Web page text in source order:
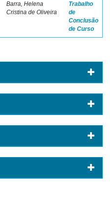
Barra, Helena
Cristina de Oliveira
Trabalho
de
Conclusão
de Curso